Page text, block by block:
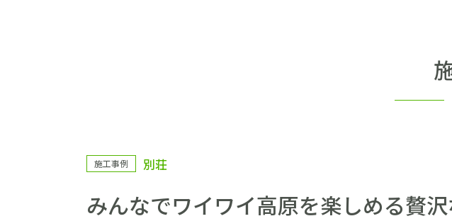
施工事例 別荘
みんなでワイワイ高原を楽しめる贅